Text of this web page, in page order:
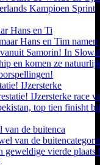
Hans en Ti
IJzersterke
van de buitenca